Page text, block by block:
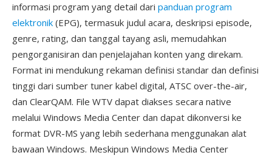
informasi program yang detail dari panduan program
elektronik (EPG), termasuk judul acara, deskripsi episode,
genre, rating, dan tanggal tayang asli, memudahkan
pengorganisiran dan penjelajahan konten yang direkam.
Format ini mendukung rekaman definisi standar dan definisi
tinggi dari sumber tuner kabel digital, ATSC over-the-air,
dan ClearQAM. File WTV dapat diakses secara native
melalui Windows Media Center dan dapat dikonversi ke
format DVR-MS yang lebih sederhana menggunakan alat
bawaan Windows. Meskipun Windows Media Center